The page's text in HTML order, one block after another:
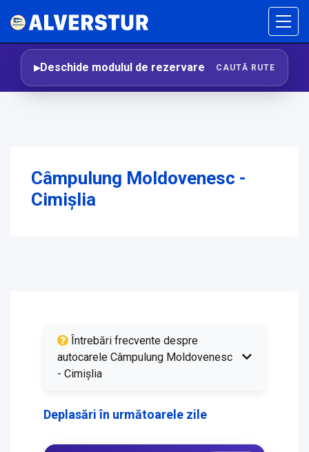
Deschide modulul de rezervare CAUTĂ RUTE
Câmpulung Moldovenesc -
Cimişlia
Întrebări frecvente despre
autocarele Câmpulung Moldovenesc
- Cimişlia
Deplasări în următoarele zile